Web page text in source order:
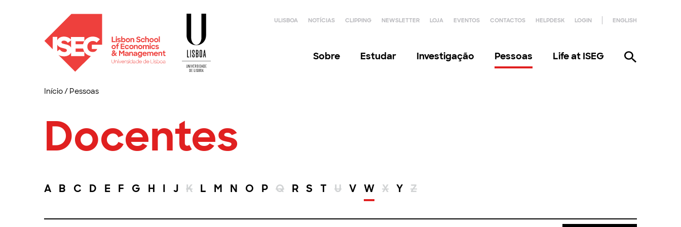
ULISBOA NOTÍCIAS CLIPPING NEWSLETTER LOJA EVENTOS CONTACTOS HELPDESK LOGIN ENGLISH
Sobre Estudar Investigação Pessoas Life at ISEG
Início/ Pessoas
Docentes
A B C D E F G H I J K L M N O P Q R S T U V W X Y Z